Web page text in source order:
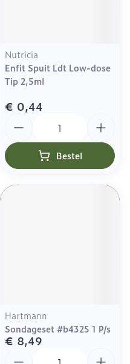
Nutricia
Enfit Spuit Ldt Low-dose
Tip 2,5ml
€ 0,44
Bestel
Hartmann
Sondageset #b4325 1 P/s
€ 8,49